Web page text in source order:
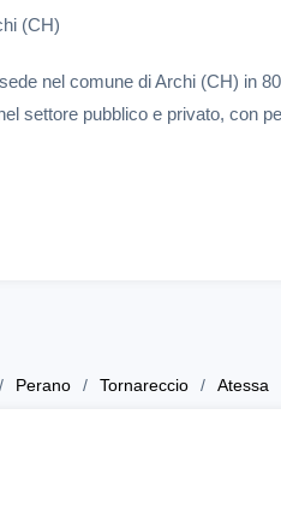
(CH)
nel comune di Archi (CH) in
settore pubblico e privato, con
Perano Tornareccio Atessa